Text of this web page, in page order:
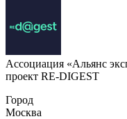
Ассоциация «Альянс
проект RE-DIGEST
Город
Москва